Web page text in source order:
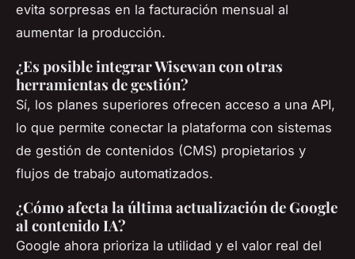
evita sorpresas en la facturación mensual al
aumentar la producción.
¿Es posible integrar Wisewan con otras
herramientas de gestión?
Sí, los planes superiores ofrecen acceso a una API,
lo que permite conectar la plataforma con sistemas
de gestión de contenidos (CMS) propietarios y
flujos de trabajo automatizados.
¿Cómo afecta la última actualización de Google
al contenido IA?
Google ahora prioriza la utilidad y el valor real del